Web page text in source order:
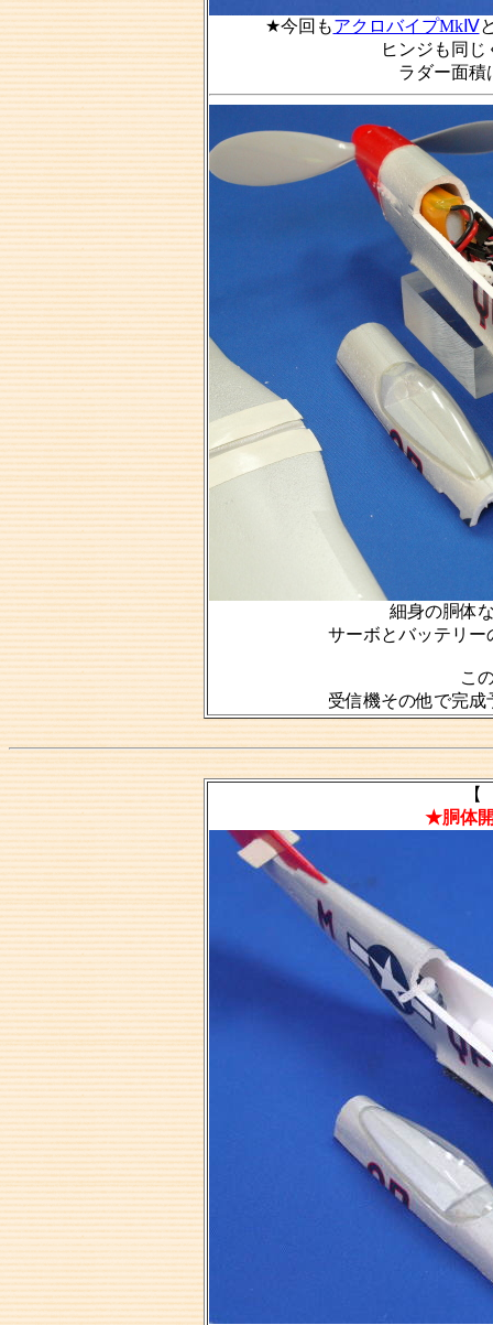
★今回もアクロバイプMkⅣ
ヒンジも同
ラダー面積
細身の胴体
サーボとバッテリー
こ
受信機その他で完
★胴体